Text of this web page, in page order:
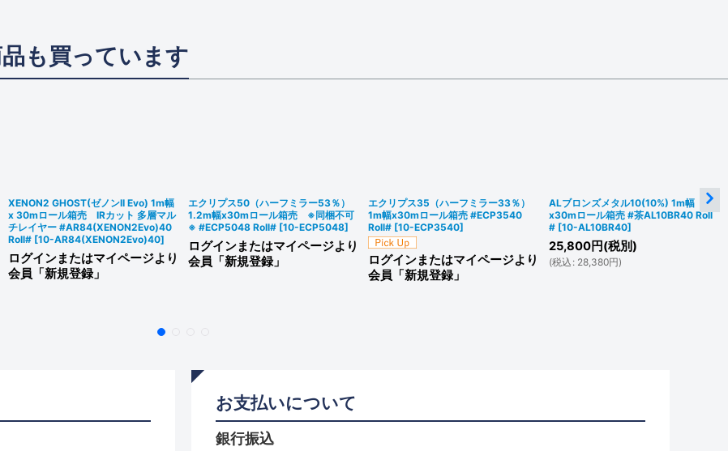
も買っています
XENON2 GHOST(ゼノンII Evo) 1m幅
x 30mロール箱売 IRカット 多層マル
チレイヤー #AR84(XENON2Evo)40
Roll# [10-AR84(XENON2Evo)40]
ログインまたはマイページより
会員「新規登録」
エクリプス50（ハーフミラー53％）
1.2m幅x30mロール箱売 ※同梱不可
※ #ECP5048 Roll# [10-ECP5048]
ログインまたはマイページより
会員「新規登録」
エクリプス35（ハーフミラー33％）
1m幅x30mロール箱売 #ECP3540
Roll# [10-ECP3540]
ログインまたはマイページより
会員「新規登録」
ALブロンズメタル10(10%) 1m幅
x30mロール箱売 #茶AL10BR40 Roll
# [10-AL10BR40]
25,800円(税別)
(税込 : 28,380円)
お支払いについて
銀行振込